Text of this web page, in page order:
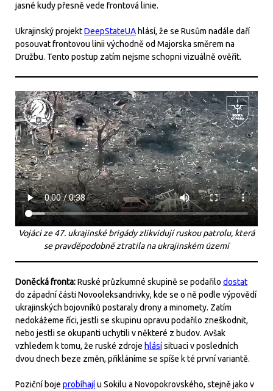
jasné kudy přesně vede frontová linie.
Ukrajinský projektDeepStateUA hlásí, že se Rusům nadále daří
posouvat frontovou linii východně od Majorska směrem na
Družbu. Tento postup zatím nejsme schopni vizuálně ověřit.
Vojáci ze 47. ukrajinské brigády zlikvidují ruskou patrolu, která
se pravděpodobně ztratila na ukrajinském území
Doněcká fronta:Ruské průzkumné skupině se podařilo dostat
do západní části Novooleksandrivky, kde se o ně podle výpovědí
ukrajinských bojovníků postaraly drony a minomety. Zatím
nedokážeme říci, jestli se skupinu opravu podařilo zneškodnit,
nebo jestli se okupanti uchytili v některé z budov. Avšak
vzhledem k tomu, že ruské zdroje hlásísituaci v posledních
dvou dnech beze změn, přikláníme se spíše k té první variantě.
Poziční boje probíhajíu Sokilu a Novopokrovského, stejně jako v